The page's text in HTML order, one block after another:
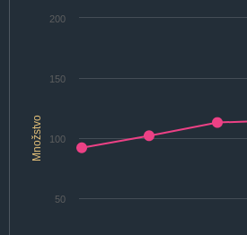
Množstvo
50
100
150
200